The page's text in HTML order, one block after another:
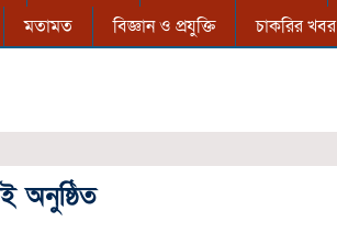
মতামত বিজ্ঞান ও প্রযুক্তি চাকরির খবর
অনুষ্ঠিত